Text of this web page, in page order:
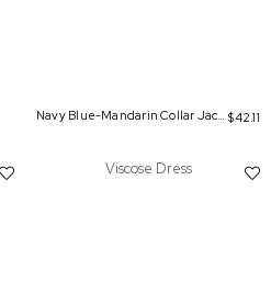
Navy Blue-Mandarin Collar Jacket $42.11
Viscose Dress